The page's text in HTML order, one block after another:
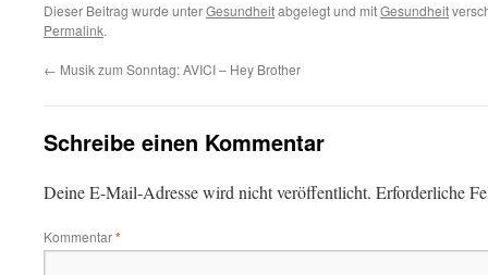
Dieser Beitrag wurde unterGesundheitabgelegt und mitGesundheit
Permalink.
← Musik zum Sonntag: AVICI – Hey Brother
Schreibe einen Kommentar
Deine E-Mail-Adresse wird nicht veröffentlicht. Erforderliche
Kommentar*